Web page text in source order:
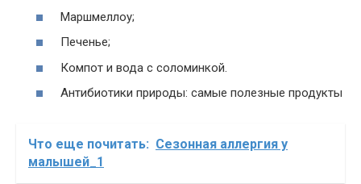
Маршмеллоу;
Печенье;
Компот и вода с соломинкой.
Антибиотики природы: самые полезные продукты
Что еще почитать: Сезонная аллергия у
малышей_1